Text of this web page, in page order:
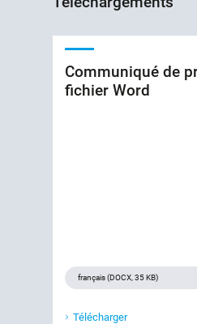
Communiqué de
fichier Word
Télécharger